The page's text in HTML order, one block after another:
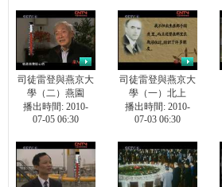
司徒雷登與燕京大
學（二）燕園
播出時間: 2010-
07-05 06:30
司徒雷登與燕京大
學（一）北上
播出時間: 2010-
07-03 06:30